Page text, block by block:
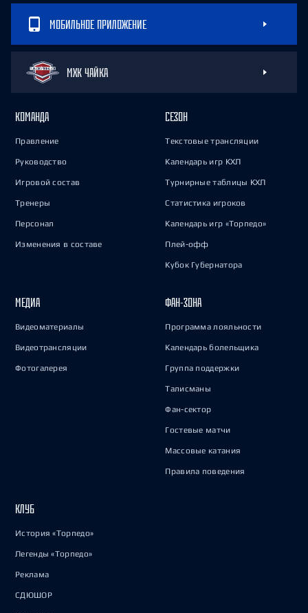
МОБИЛЬНОЕ ПРИЛОЖЕНИЕ
МХК ЧАЙКА
КОМАНДА
Правление
Руководство
Игровой состав
Тренеры
Персонал
Изменения в составе
СЕЗОН
Текстовые трансляции
Календарь игр КХЛ
Турнирные таблицы КХЛ
Статистика игроков
Календарь игр «Торпедо»
Плей-офф
Кубок Губернатора
МЕДИА
Видеоматериалы
Видеотрансляции
Фотогалерея
ФАН-ЗОНА
Программа лояльности
Календарь болельщика
Группа поддержки
Талисманы
Фан-сектор
Гостевые матчи
Массовые катания
Правила поведения
КЛУБ
История «Торпедо»
Легенды «Торпедо»
Реклама
СДЮШОР